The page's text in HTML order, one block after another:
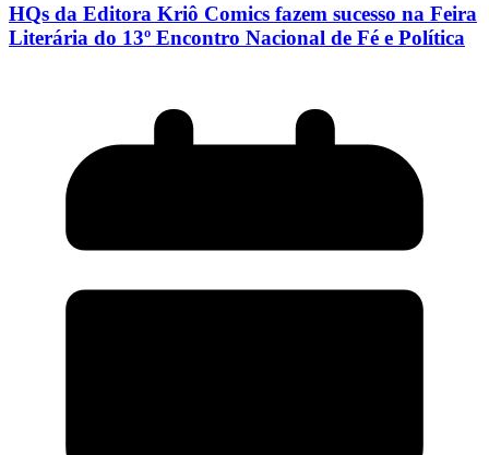
HQs da Editora Kriô Comics fazem sucesso na Feira
Literária do 13º Encontro Nacional de Fé e Política